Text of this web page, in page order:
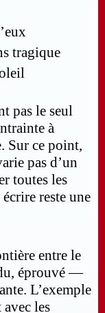
pas le seul
à
Sur ce point,
pas d’un
toutes les
reste une
entre le
éprouvé —
L’exemple
les